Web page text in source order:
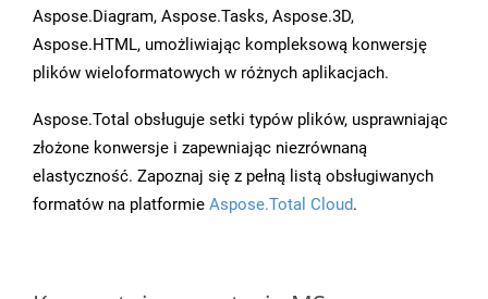
Aspose.Diagram, Aspose.Tasks, Aspose.3D,
Aspose.HTML, umożliwiając kompleksową konwersję
plików wieloformatowych w różnych aplikacjach.
Aspose.Total obsługuje setki typów plików, usprawniając
złożone konwersje i zapewniając niezrównaną
elastyczność. Zapoznaj się z pełną listą obsługiwanych
formatów na platformie Aspose.Total Cloud.